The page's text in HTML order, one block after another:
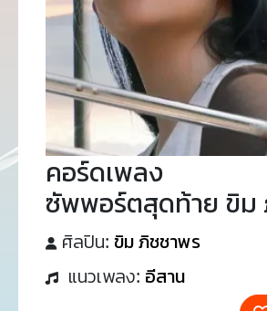
คอร์ดเพลง
ซัพพอร์ตสุดท้าย ขิม
ศิลปิน: ขิม ภิชชาพร
แนวเพลง: อีสาน